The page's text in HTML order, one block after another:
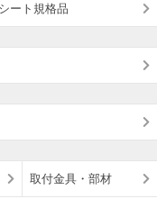
ート規格品
取付金具・部材